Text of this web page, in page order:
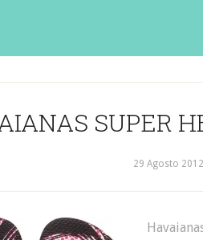
SUPER
29 Agosto 2012